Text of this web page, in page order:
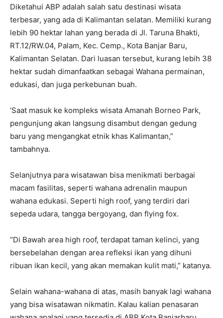
Diketahui ABP adalah salah satu destinasi wisata
terbesar, yang ada di Kalimantan selatan. Memiliki kurang
lebih 90 hektar lahan yang berada di Jl. Taruna Bhakti,
RT.12/RW.04, Palam, Kec. Cemp., Kota Banjar Baru,
Kalimantan Selatan. Dari luasan tersebut, kurang lebih 38
hektar sudah dimanfaatkan sebagai Wahana permainan,
edukasi, dan juga perkebunan buah.
‘Saat masuk ke kompleks wisata Amanah Borneo Park,
pengunjung akan langsung disambut dengan gedung
baru yang mengangkat etnik khas Kalimantan,”
tambahnya.
Selanjutnya para wisatawan bisa menikmati berbagai
macam fasilitas, seperti wahana adrenalin maupun
wahana edukasi. Seperti high roof, yang terdiri dari
sepeda udara, tangga bergoyang, dan flying fox.
“Di Bawah area high roof, terdapat taman kelinci, yang
bersebelahan dengan area refleksi ikan yang dihuni
ribuan ikan kecil, yang akan memakan kulit mati,” katanya.
Selain wahana-wahana di atas, masih banyak lagi wahana
yang bisa wisatawan nikmatin. Kalau kalian penasaran